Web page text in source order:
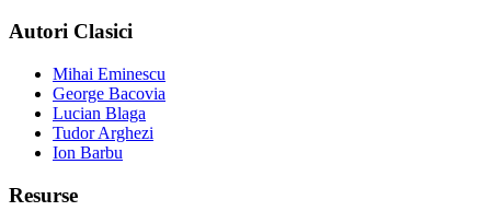
Autori Clasici
Mihai Eminescu
George Bacovia
Lucian Blaga
Tudor Arghezi
Ion Barbu
Resurse